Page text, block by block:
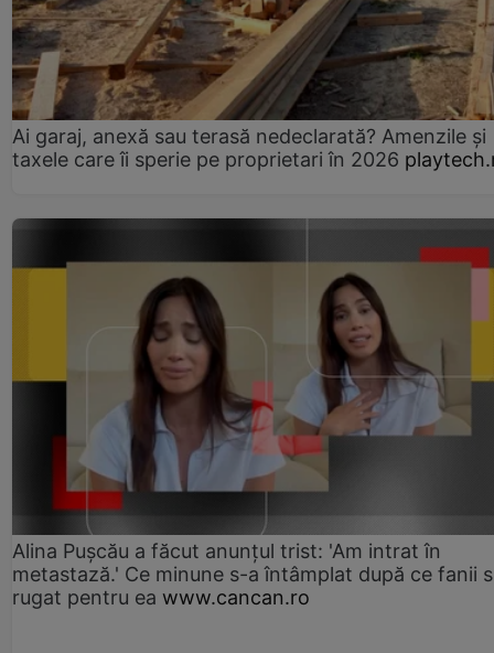
Ai garaj, anexă sau terasă nedeclarată? Amenzile și
taxele care îi sperie pe proprietari în 2026
Alina Pușcău a făcut anunțul trist: 'Am intrat în
metastază.' Ce minune s-a întâmplat după ce fanii
rugat pentru ea www.cancan.ro